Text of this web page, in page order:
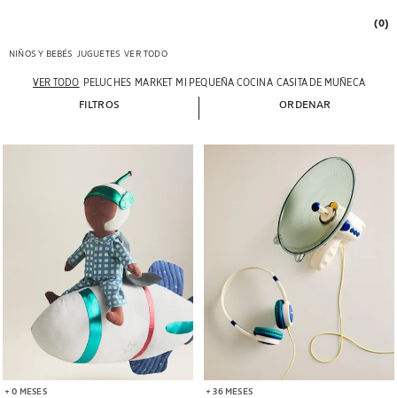
(0)
NIÑOS Y BEBÉS JUGUETES VER TODO
VER TODO PELUCHES MARKET MI PEQUEÑA COCINA CASITA DE MUÑECAS
FILTROS ORDENAR
+ 0 MESES
Imagen cambiada a 1 de 5
+ 36 MESES
Imagen cambiada a 1 de 5